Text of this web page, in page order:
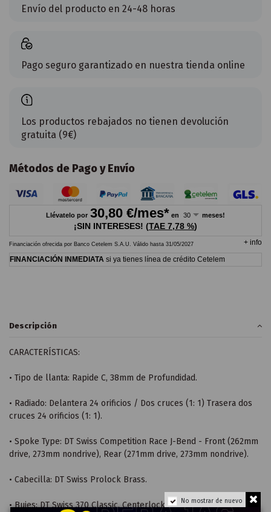
No mostrar de nuevo
Envío del producto en 24-48 horas
Pago seguro garantizado en nuestra tienda online
Los productos rebajados no tienen devolución
gratuita (9€)
Métodos de Pago y Envío
Llévatelo por 30,80 €/mes* en meses!
¡SIN INTERESES! (TAE 7,78 %)
Financiación ofrecida por Banco Cetelem S.A.U. Válido hasta 31/05/2027 + info
FINANCIACIÓN INMEDIATA si ya tienes línea de crédito Cetelem
Descripción
CARACTERÍSTICAS:
• Tipo de llanta: Rapide C, 38mm de Profundidad.
• Radiado: Delantera 24 orificios / Dos cruces (1: 1) Trasera dos
cruces 24 orificios (1: 1).
• Spoke Type: DT Swiss Competition Race J-Bend - Front (262mm
drive, 273mm nondrive), Rear (271mm drive, 273mm nondrive).
• Cabecilla: DT Swiss Prolock Brass.
• Bujes: DT Swiss 370 Classic, Centerlock, 18t Ratchet System LN,